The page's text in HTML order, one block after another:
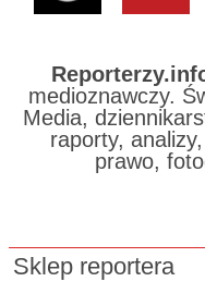
medioznawczy.
Media,
raporty,
prawo,
Sklep reportera